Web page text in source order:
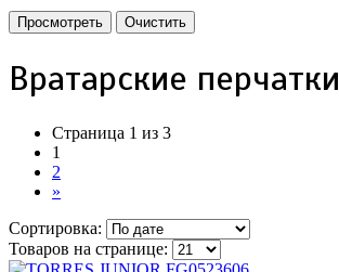
Просмотреть Очистить
Вратарские перчатки
Страница 1 из 3
1
2
»
Сортировка:
Товаров на странице: